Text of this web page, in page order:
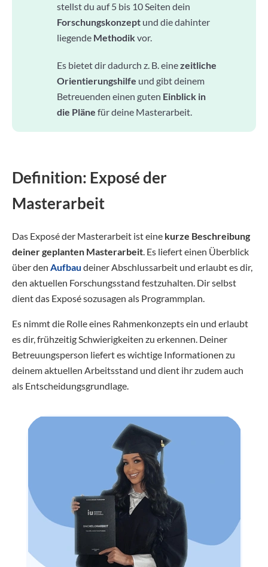
stellst du auf 5 bis 10 Seiten dein
Forschungskonzept und die dahinter
liegende Methodikvor.
Es bietet dir dadurch z. B. einezeitliche
Orientierungshilfe und gibt deinem
Betreuenden einen guten Einblick in
die Pläne für deine Masterarbeit.
Definition: Exposé der
Masterarbeit
Das Exposé der Masterarbeit ist eine kurze Beschreibung
deiner geplanten Masterarbeit. Es liefert einen Überblick
über den Aufbau deiner Abschlussarbeit und erlaubt es dir,
den aktuellen Forschungsstand festzuhalten. Dir selbst
dient das Exposé sozusagen als Programmplan.
Es nimmt die Rolle eines Rahmenkonzepts ein und erlaubt
es dir, frühzeitig Schwierigkeiten zu erkennen. Deiner
Betreuungsperson liefert es wichtige Informationen zu
deinem aktuellen Arbeitsstand und dient ihr zudem auch
als Entscheidungsgrundlage.